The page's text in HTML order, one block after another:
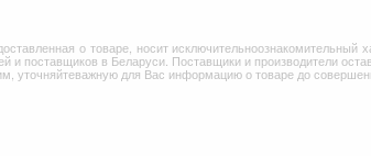
о товаре, носит
и поставщиков в Беларуси. Поставщики и производители
уточняйтеважную для Вас информацию о товаре до